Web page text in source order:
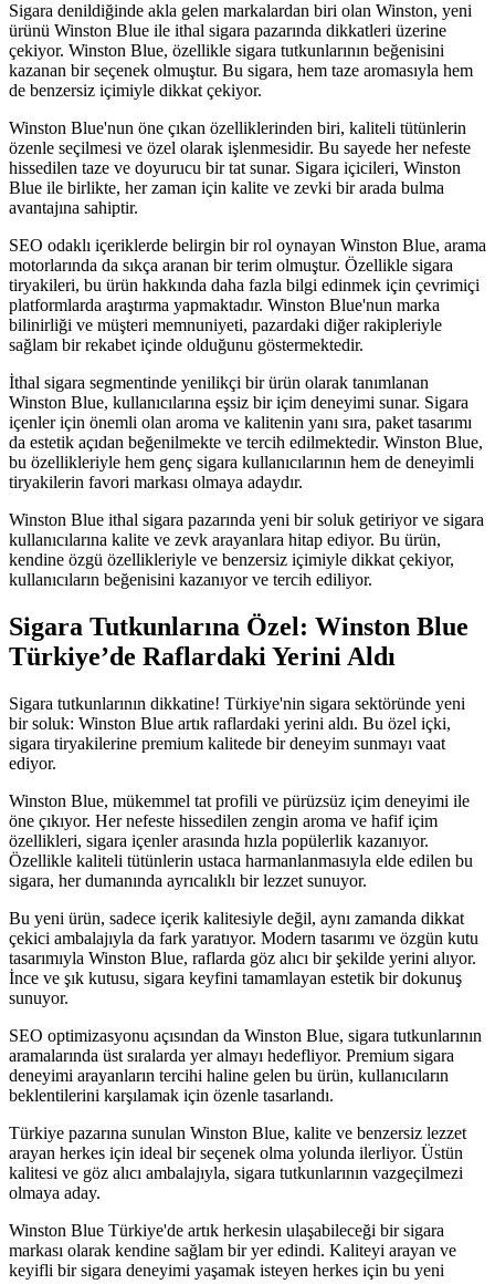
Sigara denildiğinde akla gelen markalardan biri olan Winston, yeni
ürünü Winston Blue ile ithal sigara pazarında dikkatleri üzerine
çekiyor. Winston Blue, özellikle sigara tutkunlarının beğenisini
kazanan bir seçenek olmuştur. Bu sigara, hem taze aromasıyla hem
de benzersiz içimiyle dikkat çekiyor.
Winston Blue'nun öne çıkan özelliklerinden biri, kaliteli tütünlerin
özenle seçilmesi ve özel olarak işlenmesidir. Bu sayede her nefeste
hissedilen taze ve doyurucu bir tat sunar. Sigara içicileri, Winston
Blue ile birlikte, her zaman için kalite ve zevki bir arada bulma
avantajına sahiptir.
SEO odaklı içeriklerde belirgin bir rol oynayan Winston Blue, arama
motorlarında da sıkça aranan bir terim olmuştur. Özellikle sigara
tiryakileri, bu ürün hakkında daha fazla bilgi edinmek için çevrimiçi
platformlarda araştırma yapmaktadır. Winston Blue'nun marka
bilinirliği ve müşteri memnuniyeti, pazardaki diğer rakipleriyle
sağlam bir rekabet içinde olduğunu göstermektedir.
İthal sigara segmentinde yenilikçi bir ürün olarak tanımlanan
Winston Blue, kullanıcılarına eşsiz bir içim deneyimi sunar. Sigara
içenler için önemli olan aroma ve kalitenin yanı sıra, paket tasarımı
da estetik açıdan beğenilmekte ve tercih edilmektedir. Winston Blue,
bu özellikleriyle hem genç sigara kullanıcılarının hem de deneyimli
tiryakilerin favori markası olmaya adaydır.
Winston Blue ithal sigara pazarında yeni bir soluk getiriyor ve sigara
kullanıcılarına kalite ve zevk arayanlara hitap ediyor. Bu ürün,
kendine özgü özellikleriyle ve benzersiz içimiyle dikkat çekiyor,
kullanıcıların beğenisini kazanıyor ve tercih ediliyor.
Sigara Tutkunlarına Özel: Winston Blue
Türkiye’de Raflardaki Yerini Aldı
Sigara tutkunlarının dikkatine! Türkiye'nin sigara sektöründe yeni
bir soluk: Winston Blue artık raflardaki yerini aldı. Bu özel içki,
sigara tiryakilerine premium kalitede bir deneyim sunmayı vaat
ediyor.
Winston Blue, mükemmel tat profili ve pürüzsüz içim deneyimi ile
öne çıkıyor. Her nefeste hissedilen zengin aroma ve hafif içim
özellikleri, sigara içenler arasında hızla popülerlik kazanıyor.
Özellikle kaliteli tütünlerin ustaca harmanlanmasıyla elde edilen bu
sigara, her dumanında ayrıcalıklı bir lezzet sunuyor.
Bu yeni ürün, sadece içerik kalitesiyle değil, aynı zamanda dikkat
çekici ambalajıyla da fark yaratıyor. Modern tasarımı ve özgün kutu
tasarımıyla Winston Blue, raflarda göz alıcı bir şekilde yerini alıyor.
İnce ve şık kutusu, sigara keyfini tamamlayan estetik bir dokunuş
sunuyor.
SEO optimizasyonu açısından da Winston Blue, sigara tutkunlarının
aramalarında üst sıralarda yer almayı hedefliyor. Premium sigara
deneyimi arayanların tercihi haline gelen bu ürün, kullanıcıların
beklentilerini karşılamak için özenle tasarlandı.
Türkiye pazarına sunulan Winston Blue, kalite ve benzersiz lezzet
arayan herkes için ideal bir seçenek olma yolunda ilerliyor. Üstün
kalitesi ve göz alıcı ambalajıyla, sigara tutkunlarının vazgeçilmezi
olmaya aday.
Winston Blue Türkiye'de artık herkesin ulaşabileceği bir sigara
markası olarak kendine sağlam bir yer edindi. Kaliteyi arayan ve
keyifli bir sigara deneyimi yaşamak isteyen herkes için bu yeni